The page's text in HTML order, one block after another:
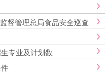
督管理总局食品安全巡查
专业及计划数